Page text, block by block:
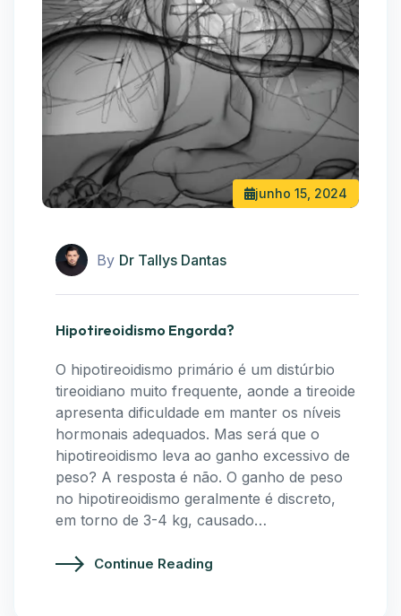
junho 15, 2024
By Dr Tallys Dantas
Hipotireoidismo Engorda?
O hipotireoidismo primário é um distúrbio
tireoidiano muito frequente, aonde a tireoide
apresenta dificuldade em manter os níveis
hormonais adequados. Mas será que o
hipotireoidismo leva ao ganho excessivo de
peso? A resposta é não. O ganho de peso
no hipotireoidismo geralmente é discreto,
em torno de 3-4 kg, causado…
Continue Reading